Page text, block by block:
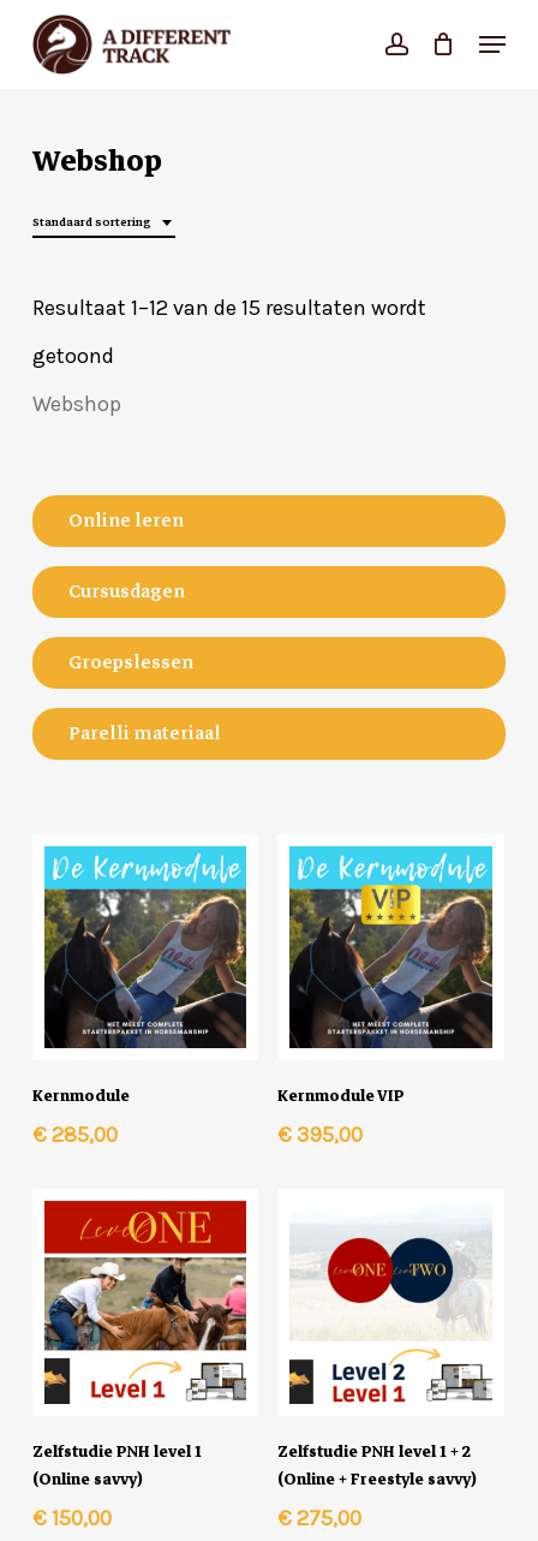
Skip
account
Menu
Cart
Close
Webshop
Standaard sortering
Resultaat 1–12 van de 15 resultaten wordt
getoond
Webshop
Online leren
Cursusdagen
Groepslessen
Parelli materiaal
In Winkelmand
Kernmodule
€285,00
In Winkelmand
Kernmodule VIP
€395,00
In Winkelmand
Zelfstudie PNH level 1
(Online savvy)
€150,00
In Winkelmand
Zelfstudie PNH level 1 + 2
(Online + Freestyle savvy)
€275,00